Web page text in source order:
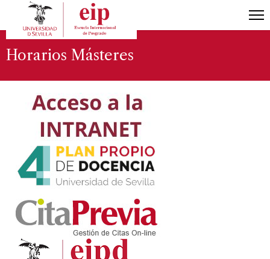
Horarios Másteres